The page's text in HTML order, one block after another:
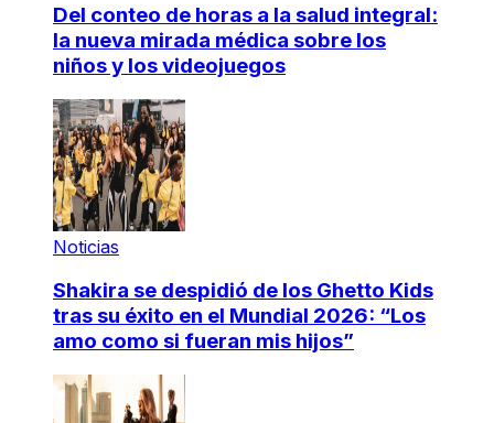
Del conteo de horas a la salud integral:
la nueva mirada médica sobre los
niños y los videojuegos
Noticias
Shakira se despidió de los Ghetto Kids
tras su éxito en el Mundial 2026: “Los
amo como si fueran mis hijos”